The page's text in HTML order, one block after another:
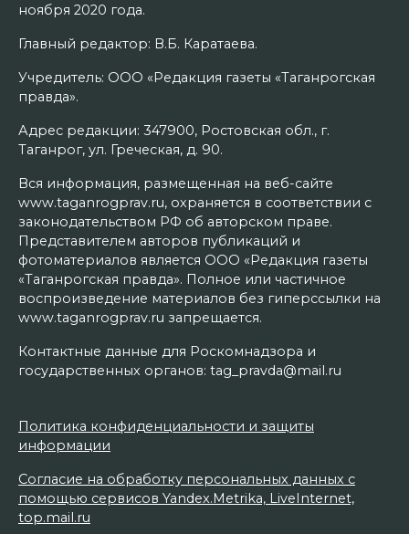
ноября 2020 года.
Главный редактор: В.Б. Каратаева.
Учредитель: ООО «Редакция газеты «Таганрогская
правда».
Адрес редакции: 347900, Ростовская обл., г.
Таганрог, ул. Греческая, д. 90.
Вся информация, размещенная на веб-сайте
www.taganrogprav.ru, охраняется в соответствии с
законодательством РФ об авторском праве.
Представителем авторов публикаций и
фотоматериалов является ООО «Редакция газеты
«Таганрогская правда». Полное или частичное
воспроизведение материалов без гиперссылки на
www.taganrogprav.ru запрещается.
Контактные данные для Роскомнадзора и
государственных органов: tag_pravda@mail.ru
Политика конфиденциальности и защиты
информации
Согласие на обработку персональных данных с
помощью сервисов Yandex.Metrika, LiveInternet,
top.mail.ru